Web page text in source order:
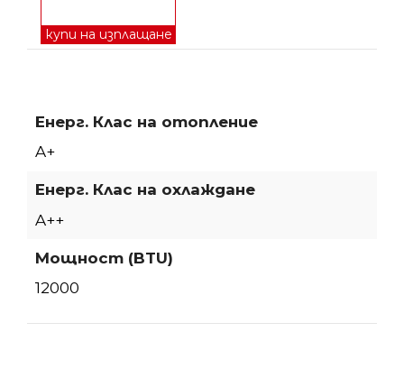
купи на изплащане
Енерг. Клас на отопление
A+
Енерг. Клас на охлаждане
A++
Мощност (BTU)
12000